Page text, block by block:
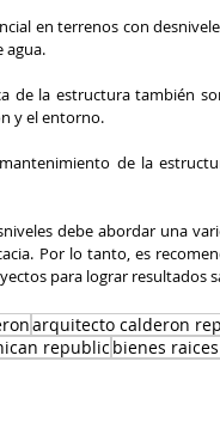
en terrenos con
agua.
de la estructura también
y el entorno.
de la
debe abordar una
Por lo tanto, es
para lograr resultados
arquitecto calderon
republic bienes